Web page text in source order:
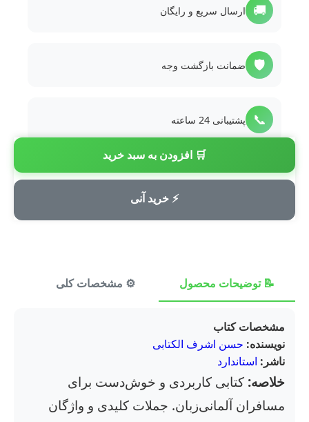
🛒 افزودن به سبد خرید
⚡ خرید آنی
🚚 ارسال سریع و رایگان
🛡️ ضمانت بازگشت وجه
📞 پشتیبانی 24 ساعته
💳 پرداخت امن
📝 توضیحات محصول ⚙️ مشخصات کلی
مشخصات کتاب
نویسنده: حسن اشرف الکتابی
ناشر: استاندارد
خلاصه: کتابی کاربردی و خوش‌دست برای
مسافران آلمانی‌زبان. جملات کلیدی و واژگان